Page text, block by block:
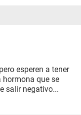
esperen a tener
hormona que se
salir negativo...